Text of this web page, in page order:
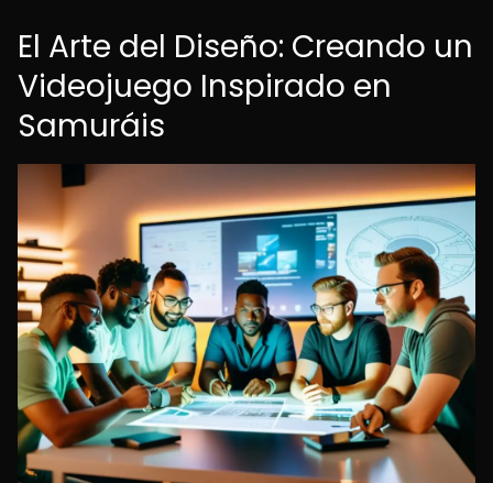
El Arte del Diseño: Creando un
Videojuego Inspirado en
Samuráis